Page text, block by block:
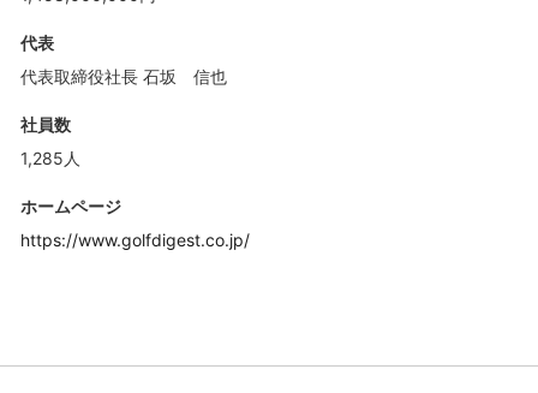
代表
代表取締役社長 石坂 信也
社員数
1,285人
ホームページ
https://www.golfdigest.co.jp/